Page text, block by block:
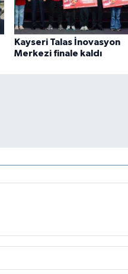
Kayseri Talas İnovasyon
Merkezi finale kaldı